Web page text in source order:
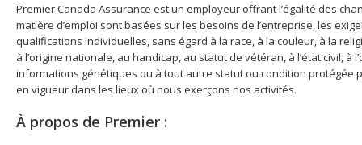
Premier Canada Assurance est un employeur offrant l’égalité des
matière d’emploi sont basées sur les besoins de l’entreprise, les
qualifications individuelles, sans égard à la race, à la couleur, à la
à l’origine nationale, au handicap, au statut de vétéran, à l’état civil, à
informations génétiques ou à tout autre statut ou condition protégée
en vigueur dans les lieux où nous exerçons nos activités.
À propos de Premier :